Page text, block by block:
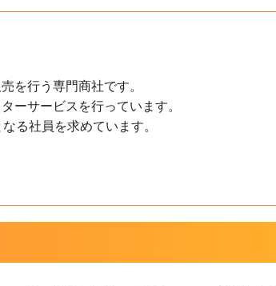
を行う専門商社です。
ーサービスを行っています。
る社員を求めています。